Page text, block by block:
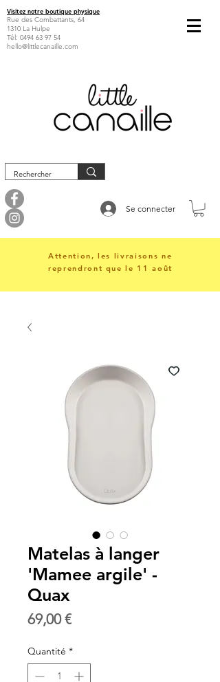
Visitez notre boutique physique
Rue des Combattants, 64
1310 La Hulpe
Tél: 0494 63 97 54
hello@littlecanaille.com
Se connecter
Attention, les livraisons ne
reprendront que le 11 août
Matelas à langer
'Mamee argile' -
Quax
69,00 €Prix
Quantité *